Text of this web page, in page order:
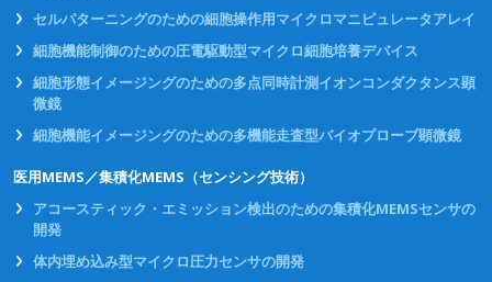
セルパターニングのための細胞操作用マイクロマニピュレータアレイ
細胞機能制御のための圧電駆動型マイクロ細胞培養デバイス
細胞形態イメージングのための多点同時計測イオンコンダクタンス顕
微鏡
細胞機能イメージングのための多機能走査型バイオプローブ顕微鏡
医用MEMS／集積化MEMS（センシング技術）
アコースティック・エミッション検出のための集積化MEMSセンサの
開発
体内埋め込み型マイクロ圧力センサの開発